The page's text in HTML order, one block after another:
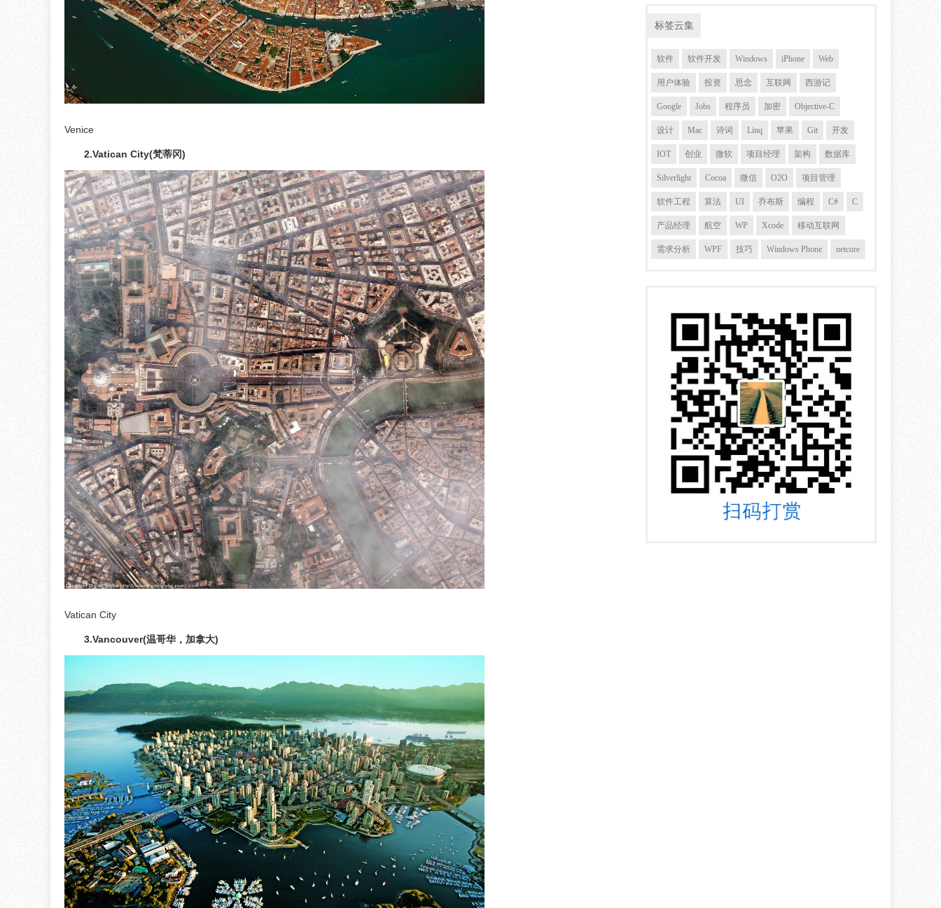
Venice
2.Vatican City(梵蒂冈)
Vatican City
3.Vancouver(温哥华，加拿大)
标签云集
软件 软件开发 Windows iPhone Web
用户体验 投资 思念 互联网 西游记
Google Jobs 程序员 加密 Objective-C
设计 Mac 诗词 Linq 苹果 Git 开发
IOT 创业 微软 项目经理 架构 数据库
Silverlight Cocoa 微信 O2O 项目管理
软件工程 算法 UI 乔布斯 编程 C# C
产品经理 航空 WP Xcode 移动互联网
需求分析 WPF 技巧 Windows Phone netcore